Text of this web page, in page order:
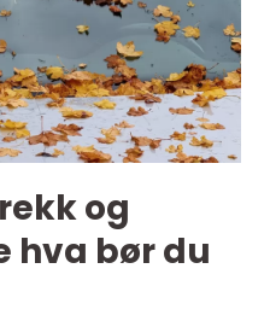
og
bør du